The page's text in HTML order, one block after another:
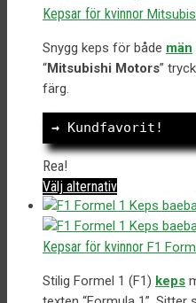
har
varianter.
De
på
produktsidan
Kepsar för kvinnor
Snygg keps för både män
“Mitsubishi Motors”
färg.
→ Kundfavorit!
Rea!
Välj alternativDen
här
produkten
har
varianter.
De
Kepsar för kvinnor F1
Stilig Formel 1 (F1) keps